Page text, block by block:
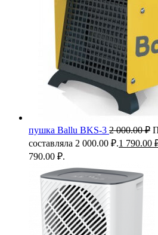
пушка Ballu BKS-3 2 000.00₽
составляла 2 000.00 ₽.1 790.00
790.00 ₽.